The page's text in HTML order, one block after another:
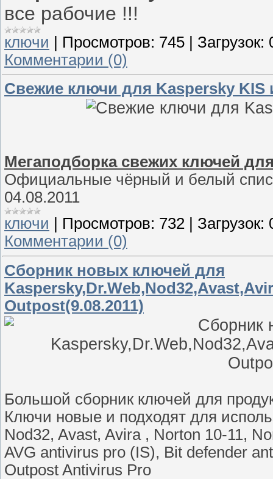
все рабочие !!!
ключи | Просмотров: 745 | Загрузок:
Комментарии (0)
Свежие ключи для Kaspersky KIS
Мегаподборка свежих ключей
Официальные чёрный и белый
04.08.2011
ключи
Просмотров: 732 Загрузок:
Комментарии (0)
Сборник новых ключей для
Outpost(9.08.2011)
Большой сборник ключей для
Ключи новые и подходят для
Nod32, Avast, Avira , Norton 10-11,
AVG antivirus pro (IS), Bit defender
Outpost Antivirus Pro